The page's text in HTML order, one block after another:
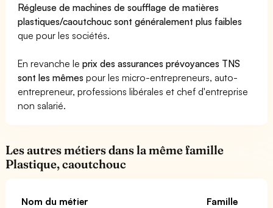
Régleuse de machines de soufflage de matières
plastiques/caoutchouc sont généralement plus faibles
que pour les sociétés.
En revanche leprix des assurances prévoyances TNS
sont les mêmes pour les micro-entrepreneurs, auto-
entrepreneur, professions libérales et chef d'entreprise
non salarié.
Les autres métiers dans la même famille
Plastique, caoutchouc
Nom du métier
Famille